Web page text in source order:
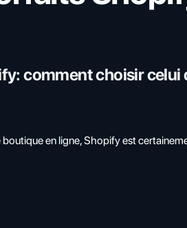
comment choisir
en ligne, Shopify est